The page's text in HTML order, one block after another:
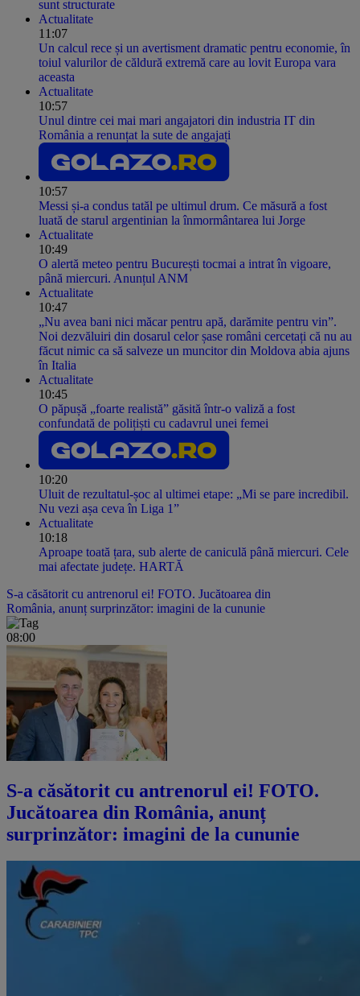
sunt structurate
Actualitate
11:07
Un calcul rece și un avertisment dramatic pentru economie, în
toiul valurilor de căldură extremă care au lovit Europa vara
aceasta
Actualitate
10:57
Unul dintre cei mai mari angajatori din industria IT din
România a renunțat la sute de angajați
10:57
Messi și-a condus tatăl pe ultimul drum. Ce măsură a fost
luată de starul argentinian la înmormântarea lui Jorge
Actualitate
10:49
O alertă meteo pentru București tocmai a intrat în vigoare,
până miercuri. Anunțul ANM
Actualitate
10:47
„Nu avea bani nici măcar pentru apă, darămite pentru vin”.
Noi dezvăluiri din dosarul celor șase români cercetați că nu au
făcut nimic ca să salveze un muncitor din Moldova abia ajuns
în Italia
Actualitate
10:45
O păpușă „foarte realistă” găsită într-o valiză a fost
confundată de polițiști cu cadavrul unei femei
10:20
Uluit de rezultatul-șoc al ultimei etape: „Mi se pare incredibil.
Nu vezi așa ceva în Liga 1”
Actualitate
10:18
Aproape toată țara, sub alerte de caniculă până miercuri. Cele
mai afectate județe. HARTĂ
S-a căsătorit cu antrenorul ei! FOTO. Jucătoarea din
România, anunț surprinzător: imagini de la cununie
08:00
S-a căsătorit cu antrenorul ei! FOTO.
Jucătoarea din România, anunț
surprinzător: imagini de la cununie